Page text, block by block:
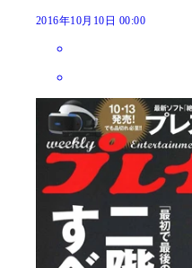
2016年10月10日 00:00